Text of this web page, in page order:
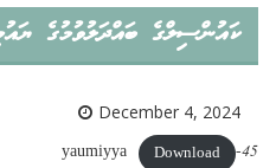
ކައުންސިލްގެ ބައްދަލުވުމުގެ ޔައުމިއްޔާ
December 4, 2024
45-yaumiyya
Download